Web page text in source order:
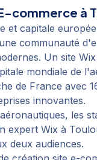
commerce à
et capitale
communauté
Un site
mondiale de
de France avec
innovantes.
les
expert Wix à
deux audiences.